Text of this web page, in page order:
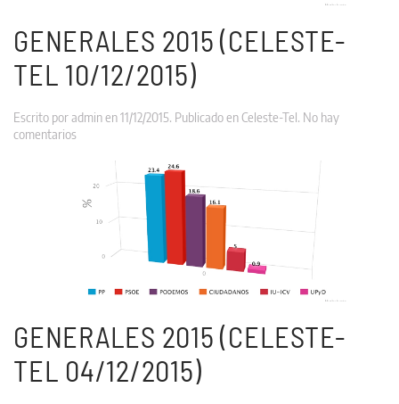
GENERALES 2015 (CELESTE-
TEL 10/12/2015)
Escrito poradminen11/12/2015. Publicado enCeleste-Tel. No hay
comentariosen
(Celeste-
Tel
10/12/2015)
GENERALES 2015 (CELESTE-
TEL 04/12/2015)